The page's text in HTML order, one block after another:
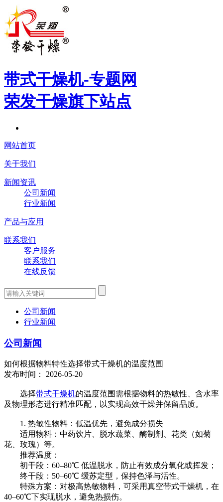
带式干燥机-专题网
荣发干燥旗下站点
网站首页
关于我们
新闻资讯
公司新闻
行业新闻
产品与应用
联系我们
客户服务
联系我们
在线反馈
公司新闻
行业新闻
公司新闻
如何根据物料特性选择带式干燥机的温度范围
发布时间： 2026-05-20
选择带式干燥机的温度范围‌需根据物料的热敏性、含水率
及物理形态进行精准匹配，以实现高效干燥并保留品质。
1. ‌热敏性物料：低温优先，避免成分损失‌
适用物料‌：中药饮片、脱水蔬菜、酶制剂、花类（如菊
花、玫瑰）等。
推荐温度‌：
初干段‌：60–80℃ 低温脱水，防止有效成分氧化或挥发；
终干段‌：50–60℃ 缓苏定型，保持色泽与活性。
特殊方案‌：对极高热敏物料，可采用‌真空带式干燥机‌，在‌
40–60℃‌下实现脱水，避免热损伤。